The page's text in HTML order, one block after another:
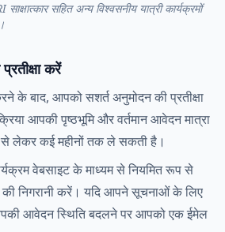
साक्षात्कार सहित अन्य विश्वसनीय यात्री कार्यक्रमों
करें
के बाद, आपको सशर्त अनुमोदन की प्रतीक्षा
आपकी पृष्ठभूमि और वर्तमान आवेदन मात्रा
लेकर कई महीनों तक ले सकती है।
वेबसाइट के माध्यम से नियमित रूप से
निगरानी करें। यदि आपने सूचनाओं के लिए
आवेदन स्थिति बदलने पर आपको एक ईमेल